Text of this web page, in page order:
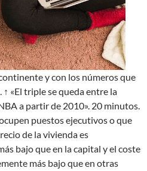
y con los números que
«El triple se queda entre la
a partir de 2010». 20 minutos.
puestos ejecutivos o que
de la vivienda es
bajo que en la capital y el coste
más bajo que en otras